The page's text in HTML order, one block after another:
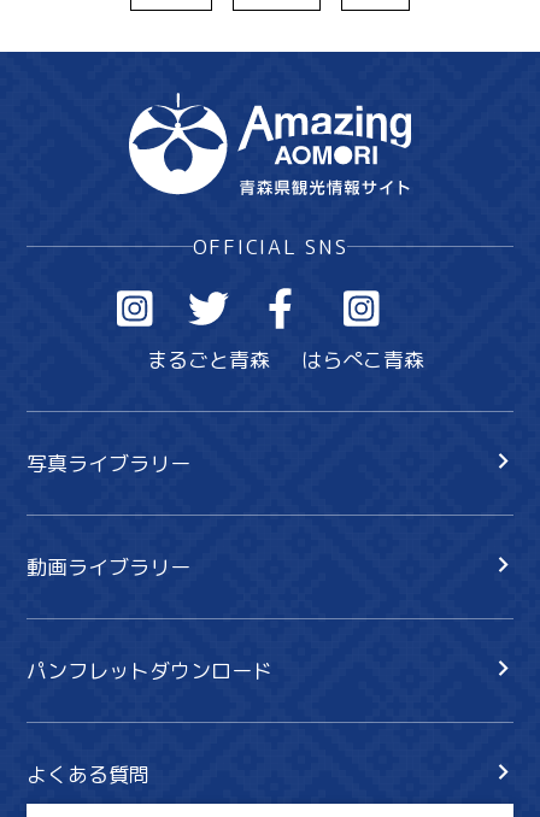
OFFICIAL SNS
まるごと青森 はらぺこ青森
写真ライブラリー
動画ライブラリー
パンフレットダウンロード
よくある質問